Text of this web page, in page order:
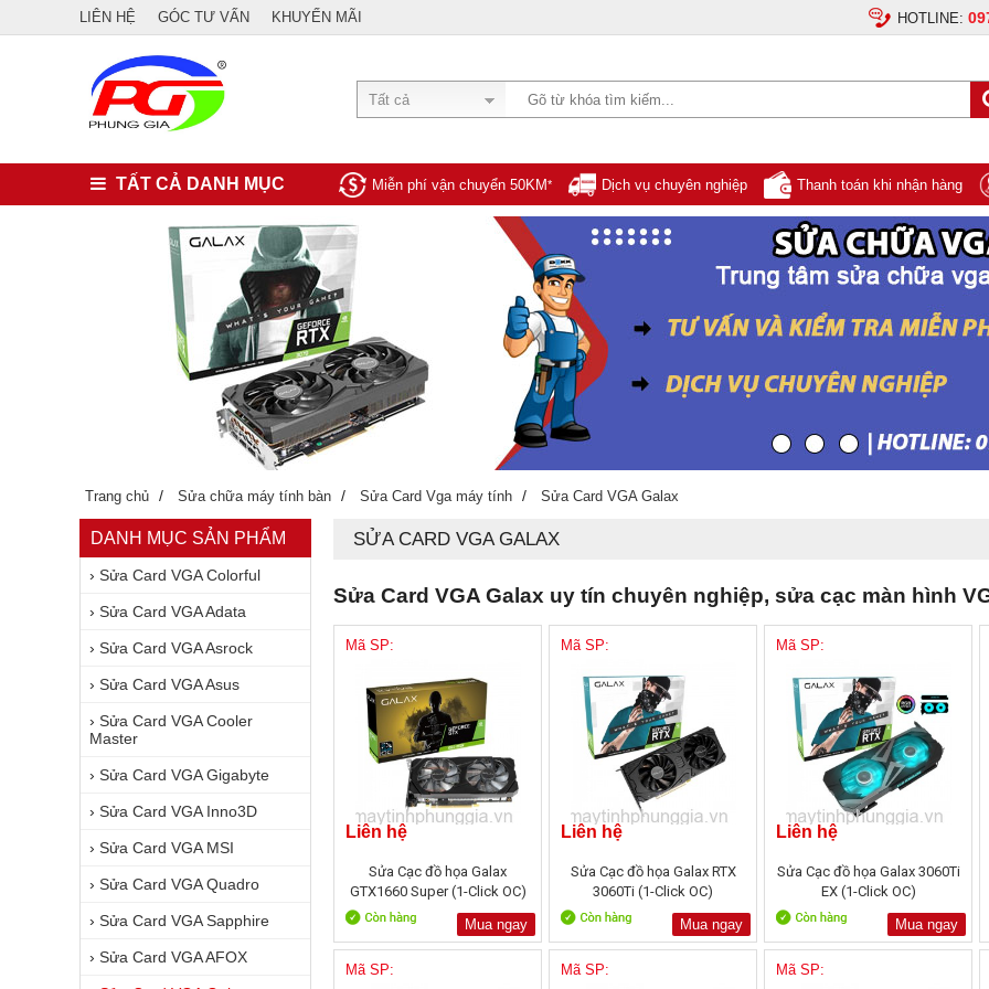
LIÊN HỆ GÓC TƯ VẤN KHUYẾN MÃI HOTLINE:
Tất cả
TẤT CẢ DANH MỤC Miễn phí vận chuyển 50KM* Dịch vụ chuyên nghiệp Thanh toán khi nhận hàng
Trang chủ / Sửa chữa máy tính bàn / Sửa Card Vga máy tính / Sửa Card VGA Galax
DANH MỤC SẢN PHẨM
› Sửa Card VGA Colorful
› Sửa Card VGA Adata
› Sửa Card VGA Asrock
› Sửa Card VGA Asus
› Sửa Card VGA Cooler
Master
› Sửa Card VGA Gigabyte
› Sửa Card VGA Inno3D
› Sửa Card VGA MSI
› Sửa Card VGA Quadro
› Sửa Card VGA Sapphire
› Sửa Card VGA AFOX
SỬA CARD VGA GALAX
Sửa Card VGA Galax uy tín chuyên nghiệp, sửa cạc màn hình
Mã SP:
Liên hệ
Sửa Cạc đồ họa Galax
GTX1660 Super (1-Click OC)
6GB GDDR6
Mua ngay
Mã SP:
Liên hệ
Sửa Cạc đồ họa Galax RTX
3060Ti (1-Click OC)
Mua ngay
Mã SP:
Liên hệ
Sửa Cạc đồ họa Galax 3060Ti
EX (1-Click OC)
Mua ngay
Mã SP: Mã SP: Mã SP: